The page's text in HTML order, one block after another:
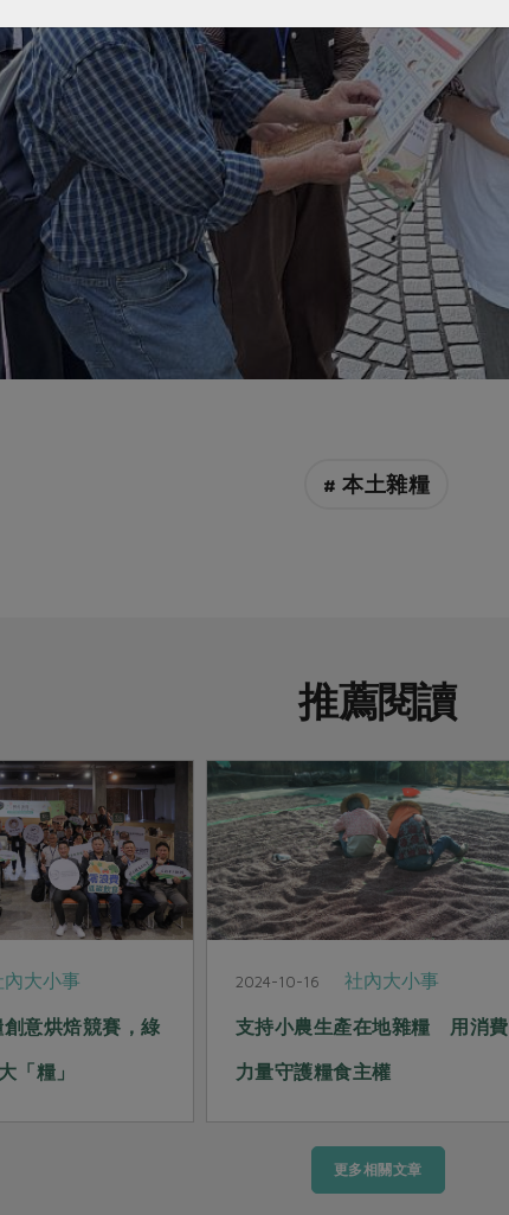
# 本土雜糧
推薦閱讀
內大小事
意烘焙競賽，綠
「糧」
2024-10-16 社內大小事
支持小農生產在地雜糧 用消費
力量守護糧食主權
更多相關文章